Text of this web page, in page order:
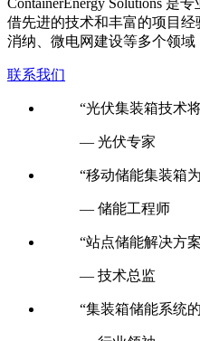
ContainerEnergy Solutions
借先进的技术和丰富的项目
消纳、微电网建设等多个领
联系我们
“光伏集装箱技术
— 光伏专家
“移动储能集装箱
— 储能工程师
“站点储能解决方
— 技术总监
“集装箱储能系统